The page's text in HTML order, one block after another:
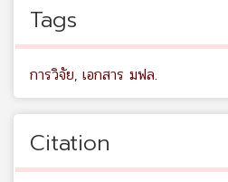
Tags
การวิจัย, เอกสาร มฟล.
Citation